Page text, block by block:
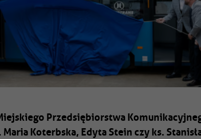
Przedsiębiorstwa
Koterbska, Edyta Stein czy ks.